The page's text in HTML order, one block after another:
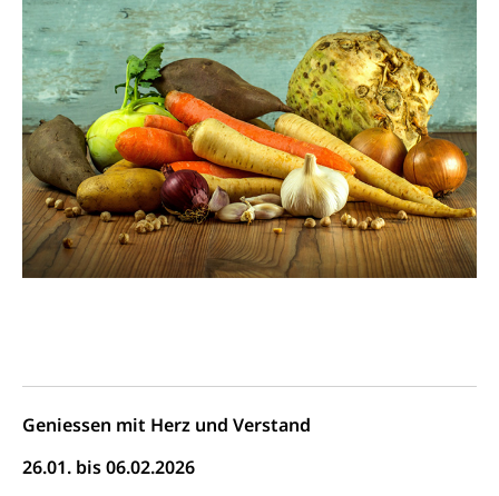
Geniessen mit Herz und Verstand
26.01. bis 06.02.2026